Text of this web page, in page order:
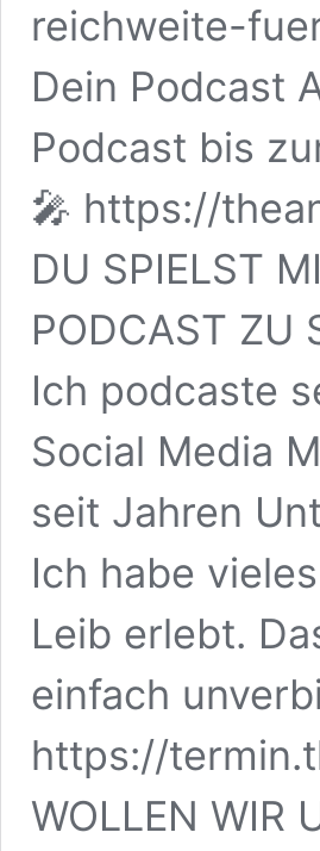
reichweite-
Dein Podcast
Podcast bis
🎤 https://
DU SPIELST
PODCAST ZU
Ich podcaste
Social Media
seit Jahren
Ich habe
Leib erlebt.
einfach
https://
WOLLEN WIR